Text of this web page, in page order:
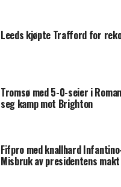
Leeds kjøpte Trafford for
Tromsø med 5-0-seier i
seg kamp mot Brighton
Fifpro med knallhard
Misbruk av presidentens makt